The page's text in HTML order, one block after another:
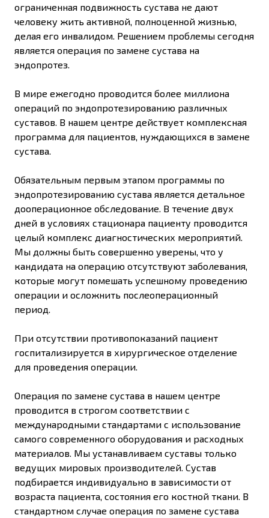
ограниченная подвижность сустава не дают
человеку жить активной, полноценной жизнью,
делая его инвалидом. Решением проблемы сегодня
является операция по замене сустава на
эндопротез.
В мире ежегодно проводится более миллиона
операций по эндопротезированию различных
суставов. В нашем центре действует комплексная
программа для пациентов, нуждающихся в замене
сустава.
Обязательным первым этапом программы по
эндопротезированию сустава является детальное
дооперационное обследование. В течение двух
дней в условиях стационара пациенту проводится
целый комплекс диагностических мероприятий.
Мы должны быть совершенно уверены, что у
кандидата на операцию отсутствуют заболевания,
которые могут помешать успешному проведению
операции и осложнить послеоперационный
период.
При отсутствии противопоказаний пациент
госпитализируется в хирургическое отделение
для проведения операции.
Операция по замене сустава в нашем центре
проводится в строгом соответствии с
международными стандартами с использование
самого современного оборудования и расходных
материалов. Мы устанавливаем суставы только
ведущих мировых производителей. Сустав
подбирается индивидуально в зависимости от
возраста пациента, состояния его костной ткани. В
стандартном случае операция по замене сустава